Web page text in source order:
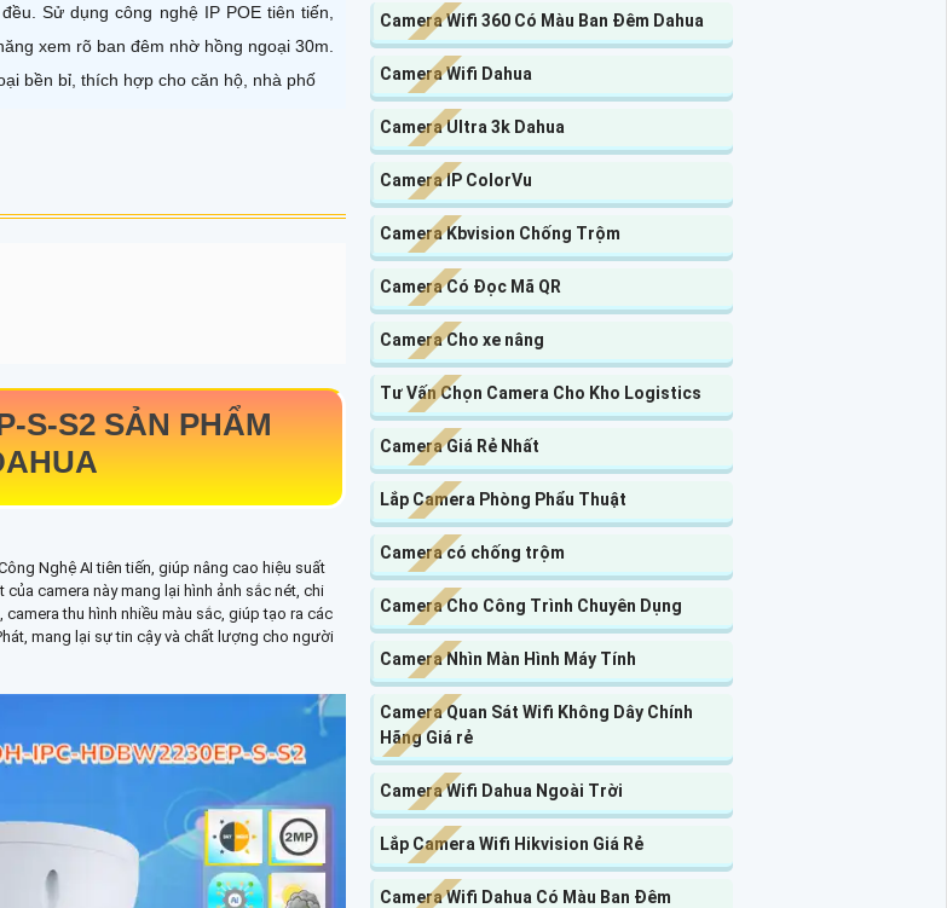
Sử dụng công nghệ IP POE tiên tiến,
xem rõ ban đêm nhờ hồng ngoại 30m.
bền bỉ, thích hợp cho căn hộ, nhà phố
S-S2 SẢN PHẨM
Nghệ AI tiên tiến, giúp nâng cao hiệu suất
camera này mang lại hình ảnh sắc nét, chi
thu hình nhiều màu sắc, giúp tạo ra các
mang lại sự tin cậy và chất lượng cho người
Camera Wifi 360 Có Màu Ban Đêm Dahua
Camera Wifi Dahua
Camera Ultra 3k Dahua
Camera IP ColorVu
Camera Kbvision Chống Trộm
Camera Có Đọc Mã QR
Camera Cho xe nâng
Tư Vấn Chọn Camera Cho Kho Logistics
Camera Giá Rẻ Nhất
Lắp Camera Phòng Phẩu Thuật
Camera có chống trộm
Camera Cho Công Trình Chuyên Dụng
Camera Nhìn Màn Hình Máy Tính
Camera Quan Sát Wifi Không Dây Chính
Hãng Giá rẻ
Camera Wifi Dahua Ngoài Trời
Lắp Camera Wifi Hikvision Giá Rẻ
Camera Wifi Dahua Có Màu Ban Đêm